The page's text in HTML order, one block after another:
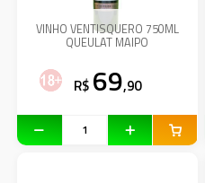
VINHO VENTISQUERO 750ML
QUEULAT MAIPO
R$ 69,90